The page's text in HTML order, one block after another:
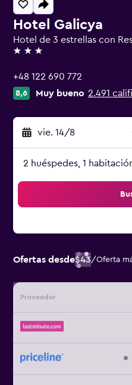
Hotel Galicya
Hotel de 3 estrellas con
3 estrellas
+48 122 690 772
8,6 Muy bueno 2.491
vie. 14/8
2 huéspedes, 1
Ofertas desde$43/Oferta
Proveedor